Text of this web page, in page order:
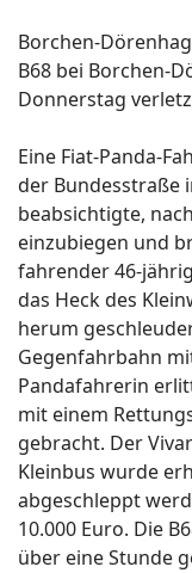
Borchen-
B68 bei Borchen-
Donnerstag
Eine Fiat-Panda-
der Bundesstraße
beabsichtigte,
einzubiegen und
fahrender 46-
das Heck des
herum
Gegenfahrbahn
Pandafahrerin
mit einem
gebracht. Der
Kleinbus wurde
abgeschleppt
10.000 Euro. Die
über eine Stunde